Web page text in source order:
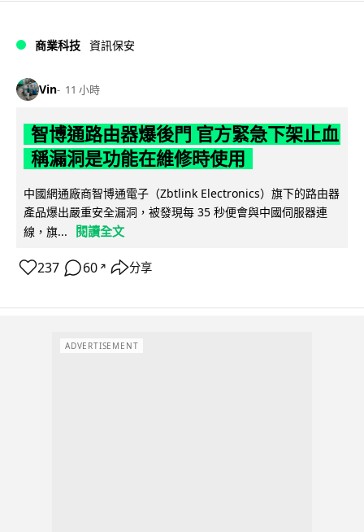
商業科技 資訊保安
Vin 11 小時
智博通路由器爆後門 官方緊急下架止血
稱漏洞是功能在維修時使用
中國網通廠商智博通電子（Zbtlink Electronics）旗下的路由器
產品爆出嚴重安全漏洞，被發現每 35 秒便會與中國伺服器連
線，旗...
閱讀全文
237 60 ↗ 分享
ADVERTISEMENT